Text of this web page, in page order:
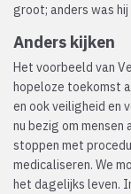
groot; anders was
Anders kijken
Het voorbeeld van
hopeloze toekomst
en ook veiligheid en
nu bezig om
stoppen met
medicaliseren. We
het dagelijks leven.